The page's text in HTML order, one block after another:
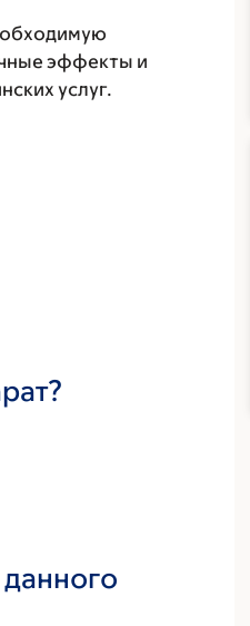
эффекты и
услуг.